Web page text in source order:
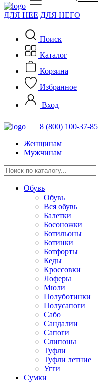
ДЛЯ НЕЕ ДЛЯ НЕГО
Поиск
Каталог
Корзина
Избранное
Вход
8 (800) 100-37-85
Женщинам
Мужчинам
Обувь
Обувь
Вся обувь
Балетки
Босоножки
Ботильоны
Ботинки
Ботфорты
Кеды
Кроссовки
Лоферы
Мюли
Полуботинки
Полусапоги
Сабо
Сандалии
Сапоги
Слипоны
Туфли
Туфли летние
Угги
Сумки